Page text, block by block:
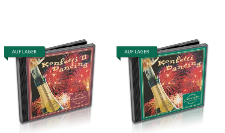
AUF LAGER AUF LAGER